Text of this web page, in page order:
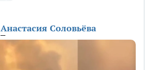
Анастасия Соловьёва